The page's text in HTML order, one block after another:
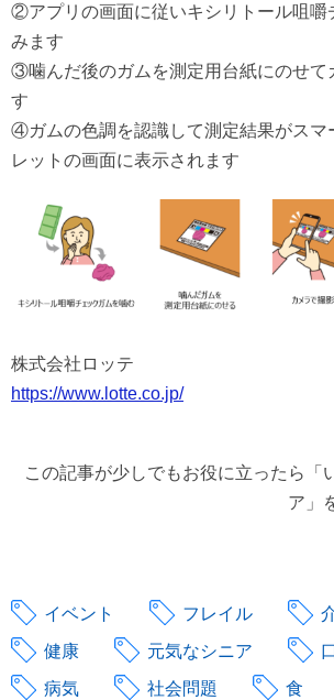
②アプリの画面に従いキシリトール咀嚼
みます
③噛んだ後のガムを測定用台紙にのせて
す
④ガムの色調を認識して測定結果がスマ
レットの画面に表示されます
株式会社ロッテ
https://www.lotte.co.jp/
この記事が少しでもお役に立ったら「
ア」
イベント フレイル
健康
元気なシニア
病気
社会問題 食